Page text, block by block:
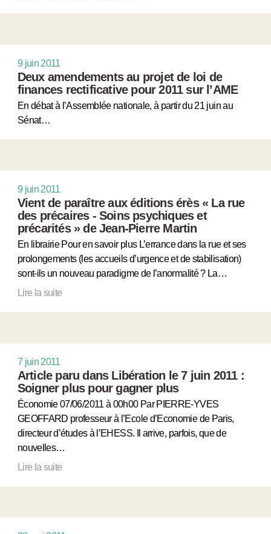
9 juin 2011
Deux amendements au projet de loi de
finances rectificative pour 2011 sur l’AME
En débat à l’Assemblée nationale, à partir du 21 juin au
Sénat…
9 juin 2011
Vient de paraître aux éditions érès « La rue
des précaires - Soins psychiques et
précarités » de Jean-Pierre Martin
En librairie Pour en savoir plus L’errance dans la rue et ses
prolongements (les accueils d’urgence et de stabilisation)
sont-ils un nouveau paradigme de l’anormalité ? La…
Lire la suite
7 juin 2011
Article paru dans Libération le 7 juin 2011 :
Soigner plus pour gagner plus
Économie 07/06/2011 à 00h00 Par PIERRE-YVES
GEOFFARD professeur à l’Ecole d’Economie de Paris,
directeur d’études à l’EHESS. Il arrive, parfois, que de
nouvelles…
Lire la suite